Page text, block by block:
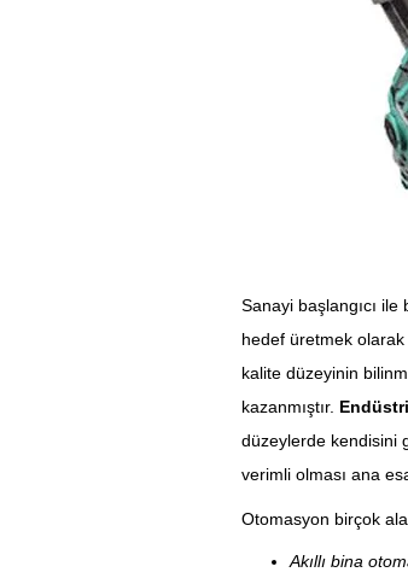
Sanayi başlangıcı
hedef üretmek
kalite düzeyinin
kazanmıştır.
düzeylerde kendisini
verimli olması ana
Otomasyon birçok
Akıllı bina